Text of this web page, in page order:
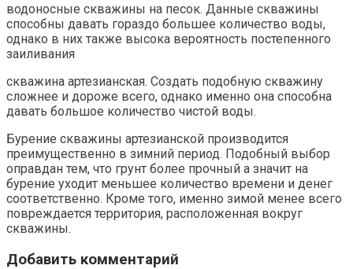
водоносные скважины на песок. Данные скважины
способны давать гораздо большее количество воды,
однако в них также высока вероятность постепенного
заиливания
скважина артезианская. Создать подобную скважину
сложнее и дороже всего, однако именно она способна
давать большое количество чистой воды.
Бурение скважины артезианской производится
преимущественно в зимний период. Подобный выбор
оправдан тем, что грунт более прочный а значит на
бурение уходит меньшее количество времени и денег
соответственно. Кроме того, именно зимой менее всего
повреждается территория, расположенная вокруг
скважины.
Добавить комментарий